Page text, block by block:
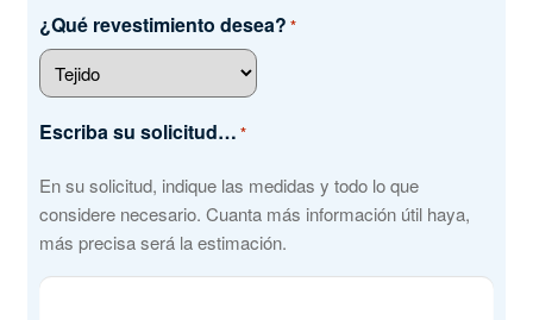
¿Qué revestimiento desea? *
Escriba su solicitud… *
En su solicitud, indique las medidas y todo lo que
considere necesario. Cuanta más información útil haya,
más precisa será la estimación.